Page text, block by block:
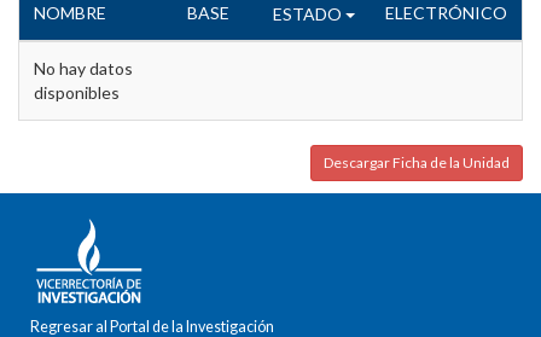
NOMBRE
BASE
ESTADO
ELECTRÓNICO
No hay datos
disponibles
Descargar Ficha de la Unidad
Regresar al Portal de la Investigación